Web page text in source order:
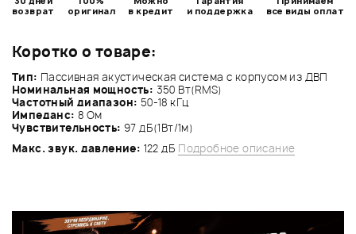
Коротко о товаре:
Тип: Пассивная акустическая система с корпусом из ДВП
Номинальная мощность: 350 Вт(RMS)
Частотный диапазон: 50-18 кГц
Импеданс: 8 Ом
Чувствительность: 97 дБ(1Вт/1м)
Макс. звук. давление: 122 дБ Подробное описание
возврат
оригинал
в кредит
и поддержка
все виды оплат